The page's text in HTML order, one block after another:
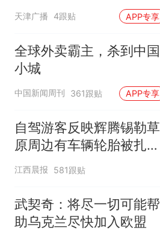
天津广播 4跟贴 APP专享
全球外卖霸主，杀到中国
小城
中国新闻周刊 361跟贴 APP专享
自驾游客反映辉腾锡勒草
原周边有车辆轮胎被扎，
修理店铺换胎价格高达千
元，官方发布情况通报
江西晨报 581跟贴
武契奇：将尽一切可能帮
助乌克兰尽快加入欧盟